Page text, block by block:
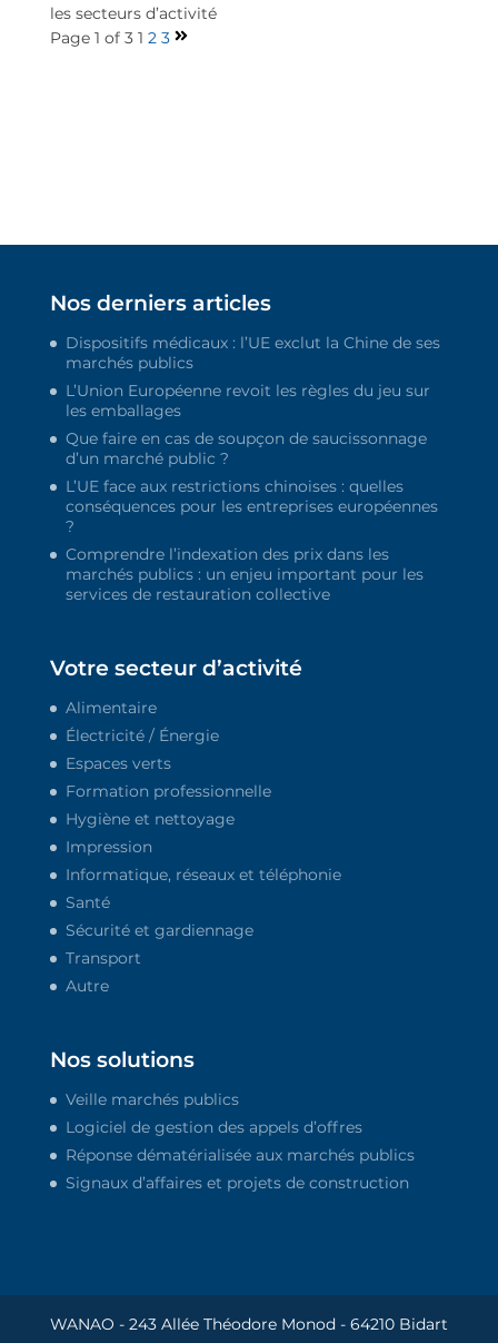
les secteurs d’activité
Page 1 of 3 1 2 3
Nos derniers articles
Dispositifs médicaux : l’UE exclut la Chine de ses
marchés publics
L’Union Européenne revoit les règles du jeu sur
les emballages
Que faire en cas de soupçon de saucissonnage
d’un marché public ?
L’UE face aux restrictions chinoises : quelles
conséquences pour les entreprises européennes
?
Comprendre l’indexation des prix dans les
marchés publics : un enjeu important pour les
services de restauration collective
Votre secteur d’activité
Alimentaire
Électricité / Énergie
Espaces verts
Formation professionnelle
Hygiène et nettoyage
Impression
Informatique, réseaux et téléphonie
Santé
Sécurité et gardiennage
Transport
Autre
Nos solutions
Veille marchés publics
Logiciel de gestion des appels d’offres
Réponse dématérialisée aux marchés publics
Signaux d’affaires et projets de construction
WANAO - 243 Allée Théodore Monod - 64210 Bidart